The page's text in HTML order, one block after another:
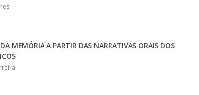
MEMÓRIA A PARTIR DAS NARRATIVAS ORAIS DOS